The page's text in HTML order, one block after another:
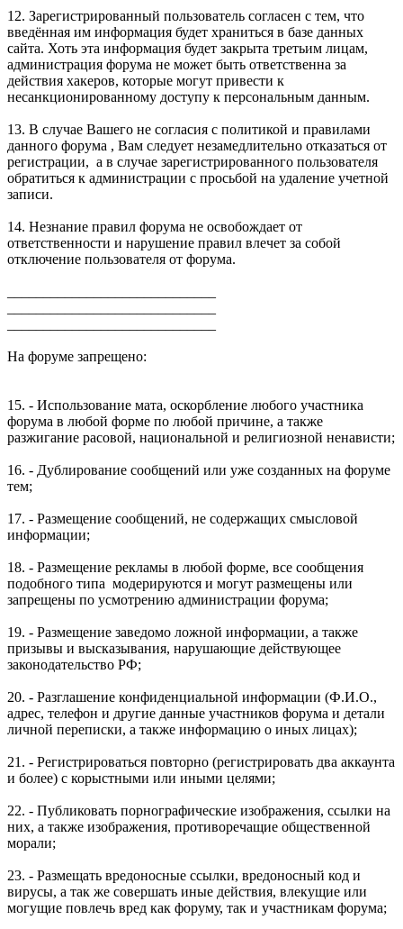
12. Зарегистрированный пользователь согласен с тем, что
введённая им информация будет храниться в базе данных
сайта. Хоть эта информация будет закрыта третьим лицам,
администрация форума не может быть ответственна за
действия хакеров, которые могут привести к
несанкционированному доступу к персональным данным.
13. В случае Вашего не согласия с политикой и правилами
данного форума , Вам следует незамедлительно отказаться от
регистрации, а в случае зарегистрированного пользователя
обратиться к администрации с просьбой на удаление учетной
записи.
14. Незнание правил форума не освобождает от
ответственности и нарушение правил влечет за собой
отключение пользователя от форума.
На форуме запрещено:
15. - Использование мата, оскорбление любого участника
форума в любой форме по любой причине, а также
разжигание расовой, национальной и религиозной ненависти;
16. - Дублирование сообщений или уже созданных на форуме
тем;
17. - Размещение сообщений, не содержащих смысловой
информации;
18. - Размещение рекламы в любой форме, все сообщения
подобного типа модерируются и могут размещены или
запрещены по усмотрению администрации форума;
19. - Размещение заведомо ложной информации, а также
призывы и высказывания, нарушающие действующее
законодательство РФ;
20. - Разглашение конфиденциальной информации (Ф.И.О.,
адрес, телефон и другие данные участников форума и детали
личной переписки, а также информацию о иных лицах);
21. - Регистрироваться повторно (регистрировать два аккаунта
и более) с корыстными или иными целями;
22. - Публиковать порнографические изображения, ссылки на
них, а также изображения, противоречащие общественной
морали;
23. - Размещать вредоносные ссылки, вредоносный код и
вирусы, а так же совершать иные действия, влекущие или
могущие повлечь вред как форуму, так и участникам форума;